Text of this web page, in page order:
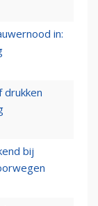
in:
drukken
bij